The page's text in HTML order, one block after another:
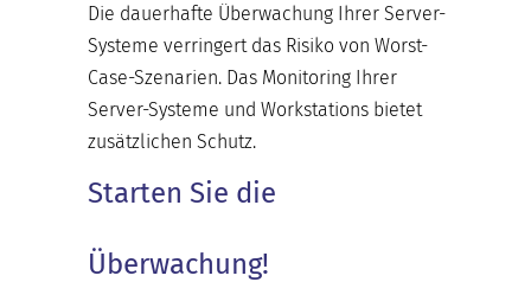
Die dauerhafte Überwachung Ihrer Server-
Systeme verringert das Risiko von Worst-
Case-Szenarien. Das Monitoring Ihrer
Server-Systeme und Workstations bietet
zusätzlichen Schutz.
Starten Sie die
Überwachung!